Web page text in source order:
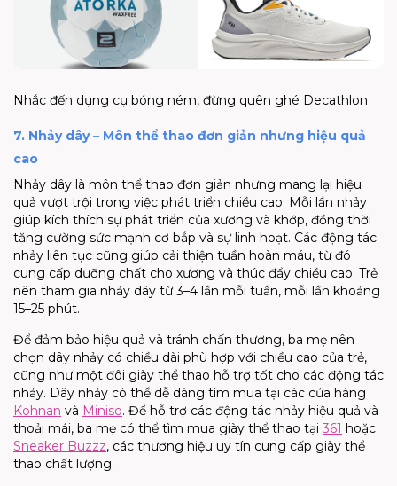
Nhắc đến dụng cụ bóng ném, đừng quên ghé Decathlon
7. Nhảy dây – Môn thể thao đơn giản nhưng hiệu quả
cao
Nhảy dây là môn thể thao đơn giản nhưng mang lại hiệu
quả vượt trội trong việc phát triển chiều cao. Mỗi lần nhảy
giúp kích thích sự phát triển của xương và khớp, đồng thời
tăng cường sức mạnh cơ bắp và sự linh hoạt. Các động tác
nhảy liên tục cũng giúp cải thiện tuần hoàn máu, từ đó
cung cấp dưỡng chất cho xương và thúc đẩy chiều cao. Trẻ
nên tham gia nhảy dây từ 3–4 lần mỗi tuần, mỗi lần khoảng
15–25 phút.
Để đảm bảo hiệu quả và tránh chấn thương, ba mẹ nên
chọn dây nhảy có chiều dài phù hợp với chiều cao của trẻ,
cũng như một đôi giày thể thao hỗ trợ tốt cho các động tác
nhảy. Dây nhảy có thể dễ dàng tìm mua tại các cửa hàng
Kohnan và Miniso. Để hỗ trợ các động tác nhảy hiệu quả và
thoải mái, ba mẹ có thể tìm mua giày thể thao tại 361 hoặc
Sneaker Buzzz, các thương hiệu uy tín cung cấp giày thể
thao chất lượng.